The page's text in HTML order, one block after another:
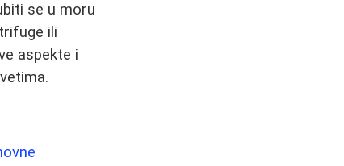
se u moru
ili
aspekte i